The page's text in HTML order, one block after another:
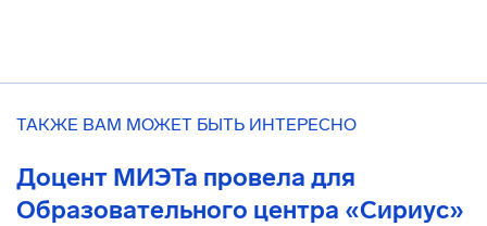
ТАКЖЕ ВАМ МОЖЕТ БЫТЬ ИНТЕРЕСНО
Доцент МИЭТа провела для
Образовательного центра «Сириус»